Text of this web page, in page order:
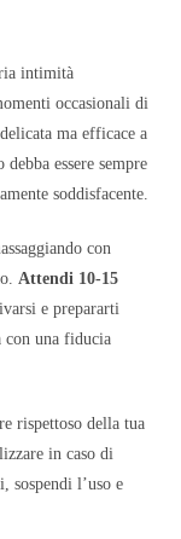
intimità
occasionali di
ma efficace a
essere sempre
soddisfacente.
con
Attendi 10-15
e prepararti
con una fiducia
rispettoso della tua
in caso di
sospendi l’uso e